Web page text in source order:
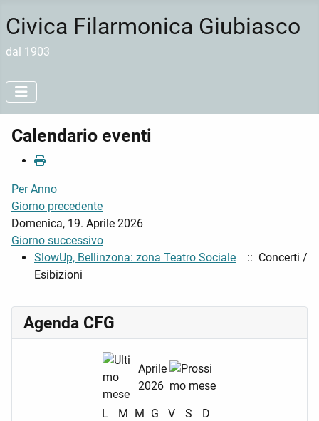
Civica Filarmonica Giubiasco
dal 1903
Calendario eventi
Per Anno
Giorno precedente
Domenica, 19. Aprile 2026
Giorno successivo
SlowUp, Bellinzona: zona Teatro Sociale
:: Concerti /
Esibizioni
Agenda CFG
Aprile
2026
L M M G V S
D